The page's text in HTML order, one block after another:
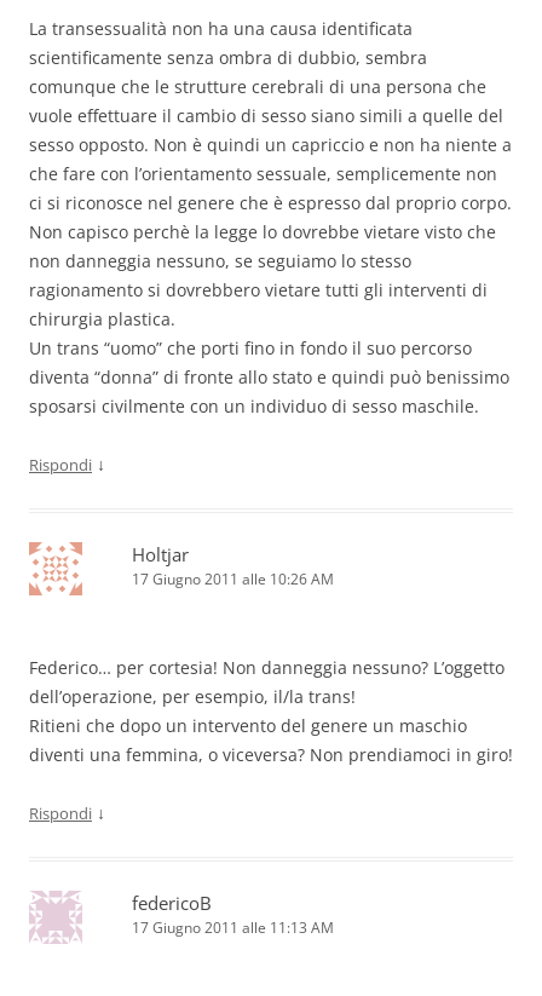
La transessualità non ha una causa identificata
scientificamente senza ombra di dubbio, sembra
comunque che le strutture cerebrali di una persona che
vuole effettuare il cambio di sesso siano simili a quelle del
sesso opposto. Non è quindi un capriccio e non ha niente a
che fare con l’orientamento sessuale, semplicemente non
ci si riconosce nel genere che è espresso dal proprio corpo.
Non capisco perchè la legge lo dovrebbe vietare visto che
non danneggia nessuno, se seguiamo lo stesso
ragionamento si dovrebbero vietare tutti gli interventi di
chirurgia plastica.
Un trans “uomo” che porti fino in fondo il suo percorso
diventa “donna” di fronte allo stato e quindi può benissimo
sposarsi civilmente con un individuo di sesso maschile.
Rispondi ↓
Holtjar
17 Giugno 2011 alle 10:26 AM
Federico… per cortesia! Non danneggia nessuno? L’oggetto
dell’operazione, per esempio, il/la trans!
Ritieni che dopo un intervento del genere un maschio
diventi una femmina, o viceversa? Non prendiamoci in giro!
Rispondi ↓
federicoB
17 Giugno 2011 alle 11:13 AM